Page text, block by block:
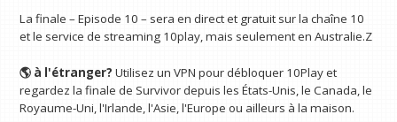
La finale – Episode 10 – sera en direct et gratuit sur la chaîne 10
et le service de streaming 10play, mais seulement en Australie.Z
🌎 à l'étranger?Utilisez un VPN pour débloquer 10Play et
regardez la finale de Survivor depuis les États-Unis, le Canada, le
Royaume-Uni, l'Irlande, l'Asie, l'Europe ou ailleurs à la maison.